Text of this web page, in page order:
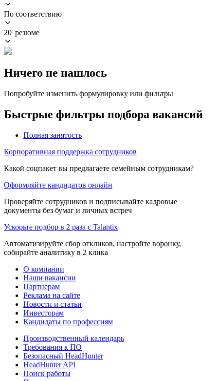
По соответствию
20 резюме
Ничего не нашлось
Попробуйте изменить формулировку или фильтры
Быстрые фильтры подбора вакансий
Полная занятость
Корпоративная поддержка сотрудников
Какой соцпакет вы предлагаете семейным сотрудникам?
Оформляйте кандидатов онлайн
Проверяйте сотрудников и подписывайте кадровые
документы без бумаг и личных встреч
Ускорьте подбор в 2 раза с Talantix
Автоматизируйте сбор откликов, настройте воронку,
собирайте аналитику в 2 клика
О компании
Наши вакансии
Партнерам
Реклама на сайте
Новости и статьи
Инвесторам
Кандидаты по профессиям
Производственный календарь
Требования к ПО
Безопасный HeadHunter
HeadHunter API
Поиск работы